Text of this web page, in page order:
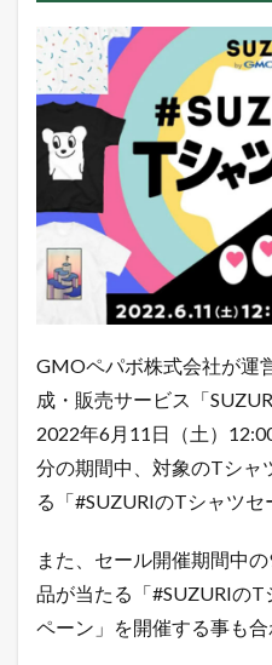
ス
「
S
U
Z
R
I
b
G
M
O
ペ
」
、
対
の
T
が
1
,
GMOペパボ株式会社が運
成・販売サービス「
2022年6月11日（土）
分の期間中、対象のTシャ
る「#SUZURIのTシャツセ
また、セール開催期間中
品が当たる「#SUZURIの
ペーン」を開催する事も合